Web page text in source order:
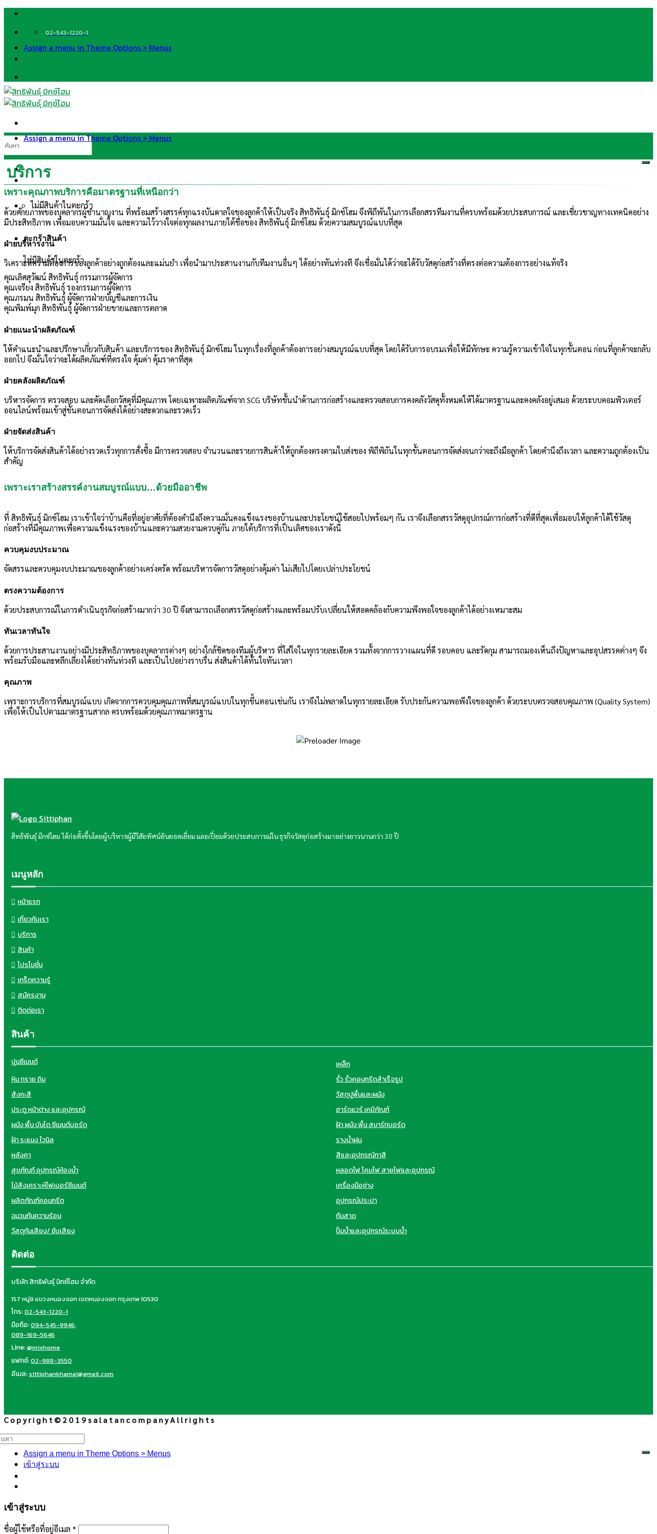
Skip
content
02-543-1220-1
Assign a menu in Theme Options > Menus
ไม่มีสินค้าในตะกร้า
ตะกร้าสินค้า
ไม่มีสินค้าในตะกร้า
Assign a menu in Theme Options > Menus
บริการ
เพราะคุณภาพบริการคือมาตรฐานที่เหนือกว่า
ด้วยศักยภาพของบุคลากรผู้ชำนาญงาน ที่พร้อมสร้างสรรค์ทุกแรงบันดาลใจของลูกค้าให้เป็นจริง สิทธิพันธุ์ มิกซ์โฮม จึงพิถีพันในการเลือกสรรทีมงานที่ครบพร้อมด้วยประสบการณ์ และเชี่ยวชาญทางเทคนิคอย่าง
มีประสิทธิภาพ เพื่อมอบความมั่นใจ และความไว้วางใจต่อทุกผลงานภายใต้ชื่อของ สิทธิพันธุ์ มิกซ์โฮม ด้วยความสมบูรณ์แบบที่สุด
ฝ่ายบริหารงาน
วิเคราะห์ความต้องการของลูกค้าอย่างถูกต้องและแม่นยำ เพื่อนำมาประสานงานกับทีมงานอื่นๆ ได้อย่างทันท่วงที จึงเชื่อมั่นได้ว่าจะได้รับวัสดุก่อสร้างที่ตรงต่อความต้องการอย่างแท้จริง
คุณเลิศสุวัฒน์ สิทธิพันธุ์ กรรมการผู้จัดการ
คุณเจรียง สิทธิพันธุ์ รองกรรมการผู้จัดการ
คุณภรมน สิทธิพันธุ์ ผู้จัดการฝ่ายบัญชีและการเงิน
คุณพิมพ์มุก สิทธิพันธุ์ ผู้จัดการฝ่ายขายและการตลาด
ฝ่ายแนะนำผลิตภัณฑ์
ให้คำแนะนำและปรึกษาเกี่ยวกับสินค้า และบริการของ สิทธิพันธุ์ มิกซ์โฮม ในทุกเรื่องที่ลูกค้าต้องการอย่างสมบูรณ์แบบที่สุด โดยได้รับการอบรมเพื่อให้มีทักษะ ความรู้ความเข้าใจในทุกขั้นตอน ก่อนที่ลูกค้าจะกลับ
ออกไป จึงมั่นใจว่าจะได้ผลิตภัณฑ์ที่ตรงใจ คุ้มค่า คุ้มราคาที่สุด
ฝ่ายคลังผลิตภัณฑ์
บริหารจัดการ ตรวจสอบ และคัดเลือกวัสดุที่มีคุณภาพ โดยเฉพาะผลิตภัณฑ์จาก SCG บริษัทชั้นนำด้านการก่อสร้างและตรวจสอบการคงคลังวัสดุทั้งหมดให้ได้มาตรฐานและคงคลังอยู่เสมอ ด้วยระบบคอมพิวเตอร์
ออนไลน์พร้อมเข้าสู่ขั้นตอนการจัดส่งได้อย่างสะดวกและรวดเร็ว
ฝ่ายจัดส่งสินค้า
ให้บริการจัดส่งสินค้าได้อย่างรวดเร็วทุกการสั่งซื้อ มีการตรวจสอบ จำนวนและรายการสินค้าให้ถูกต้องตรงตามใบส่งของ พิถีพิถันในทุกขั้นตอนการจัดส่งจนกว่าจะถึงมือลูกค้า โดยคำนึงถึงเวลา และความถูกต้องเป็น
สำคัญ
เพราะเราสร้างสรรค์งานสมบูรณ์แบบ…ด้วยมืออาชีพ
ที่ สิทธิพันธุ์ มิกซ์โฮม เราเข้าใจว่าบ้านคือที่อยู่อาศัยที่ต้องคำนึงถึงความมั่นคงแข็งแรงของบ้านและประโยชน์ใช้สอยไปพร้อมๆ กัน เราจึงเลือกสรรวัสดุอุปกรณ์การก่อสร้างที่ดีที่สุดเพื่อมอบให้ลูกค้าได้ใช้วัสดุ
ก่อสร้างที่มีคุณภาพเพื่อความแข็งแรงของบ้านและความสวยงามควบคู่กัน ภายใต้บริการที่เป็นเลิศของเราดังนี้
ควบคุมงบประมาณ
จัดสรรและควบคุมงบประมาณของลูกค้าอย่างเคร่งครัด พร้อมบริหารจัดการวัสดุอย่างคุ้มค่า ไม่เสียไปโดยเปล่าประโยชน์
ตรงความต้องการ
ด้วยประสบการณ์ในการดำเนินธุรกิจก่อสร้างมากว่า 30 ปี จึงสามารถเลือกสรรวัสดุก่อสร้างและพร้อมปรับเปลี่ยนให้สอดคล้องกับความพึงพอใจของลูกค้าได้อย่างเหมาะสม
ทันเวลาทันใจ
ด้วยการประสานงานอย่างมีประสิทธิภาพของบุคลากรต่างๆ อย่างใกล้ชิดของทีมผู้บริหาร ที่ใส่ใจในทุกรายละเอียด รวมทั้งจากการวางแผนที่ดี รอบคอบ และรัดกุม สามารถมองเห็นถึงปัญหาและอุปสรรคต่างๆ จึง
พร้อมรับมือและหลีกเลี่ยงได้อย่างทันท่วงที และเป็นไปอย่างราบรื่น ส่งสินค้าได้ทันใจทันเวลา
คุณภาพ
เพราะการบริการที่สมบูรณ์แบบ เกิดจากการควบคุมคุณภาพที่สมบูรณ์แบบในทุกขึ้นตอนเช่นกัน เราจึงไม่พลาดในทุกรายละเอียด รับประกันความพอพึงใจของลูกค้า ด้วยระบบตรวจสอบคุณภาพ (Quality System)
เพื่อให้เป็นไปตามมาตรฐานสากล ครบพร้อมด้วยคุณภาพมาตรฐาน
สิทธิพันธุ์ มิกซ์โฮม ได้ก่อตั้งขึ้นโดยผู้บริหารผู้มีวิสัยทัศน์อันยอดเยี่ยม และเปี่ยมด้วยประสบการณ์ใน ธุรกิจวัสดุก่อสร้างมาอย่างยาวนานกว่า 30 ปี
เมนูหลัก
หน้าแรก
เกี่ยวกับเรา
บริการ
สินค้า
โปรโมชั่น
เกร็ดความรู้
สมัครงาน
ติดต่อเรา
สินค้า
ปูนซีเมนต์
เหล็ก
หิน ทราย ดิน
รั้ว รั้วคอนกรีตสำเร็จรูป
สังกะสี
วัสดุปูพื้นและผนัง
ประตู หน้าต่าง และอุปกรณ์
ฮาร์ดแวร์ เคมีภัณฑ์
ผนัง พื้น บันได ซีเมนต์บอร์ด
ฝ้า ผนัง พื้น สมาร์ทบอร์ด
ฝ้า ระแนง ไวนิล
รางน้ำฝน
หลังคา
สีและอุปกรณ์ทาสี
สุขภัณฑ์ อุปกรณ์ห้องน้ำ
หลอดไฟ โคมไฟ สายไฟและอุปกรณ์
ไม้สังเคราะห์ไฟเบอร์ซีเมนต์
เครื่องมือช่าง
ผลิตภัณฑ์คอนกรีต
อุปกรณ์ประปา
ฉนวนกันความร้อน
กันสาด
วัสดุกันเสียง/ ซับเสียง
ปั้มน้ำและอุปกรณ์ระบบน้ำ
ติดต่อ
บริษัท สิทธิพันธุ์ มิกซ์โฮม จำกัด
157 หมู่8 แขวงหนองจอก เขตหนองจอก กรุงเทพ 10530
โทร:02-543-1220-1
มือถือ:094-545-9946,
089-169-5646
Line:@mixhome
แฟกซ์:02-988-3550
อีเมล: sittiphankhamai@gmail.com
C o p y r i g h t © 2 0 1 9 s a l a t a n c o m p a n y A l l r i g h t s
หา:
Assign a menu in Theme Options > Menus
เข้าสู่ระบบ
เข้าสู่ระบบ
ชื่อผู้ใช้หรือที่อยู่อีเมล *